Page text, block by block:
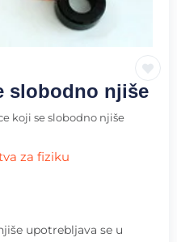
slobodno njiše
koji se slobodno njiše
za fiziku
upotrebljava se u